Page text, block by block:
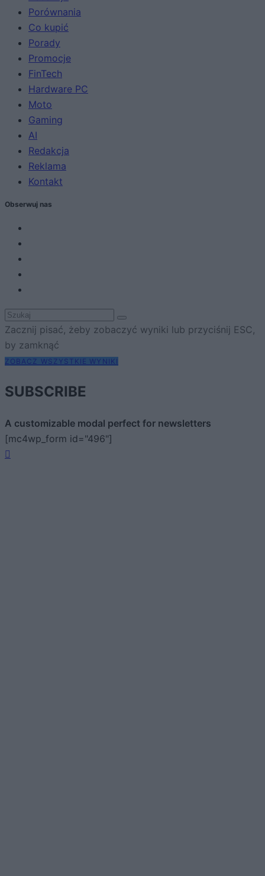
Porównania
Co kupić
Porady
Promocje
FinTech
Hardware PC
Moto
Gaming
AI
Redakcja
Reklama
Kontakt
Obserwuj nas
Zacznij pisać, żeby zobaczyć wyniki lub przyciśnij ESC,
by zamknąć
ZOBACZ WSZYSTKIE WYNIKI
SUBSCRIBE
A customizable modal perfect for newsletters
[mc4wp_form id="496"]